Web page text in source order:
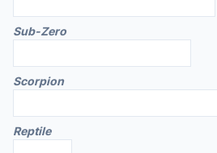
Sub-Zero
Scorpion
Reptile